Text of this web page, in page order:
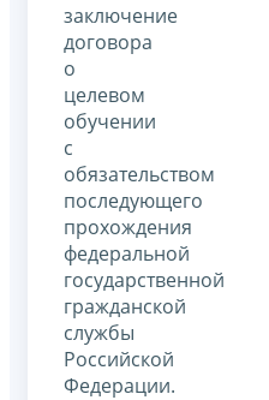
заключение
договора
о
целевом
обучении
с
обязательством
последующего
прохождения
федеральной
государственной
гражданской
службы
Российской
Федерации.